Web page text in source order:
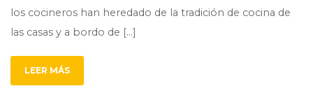
los cocineros han heredado de la tradición de cocina de
las casas y a bordo de […]
LEER MÁS